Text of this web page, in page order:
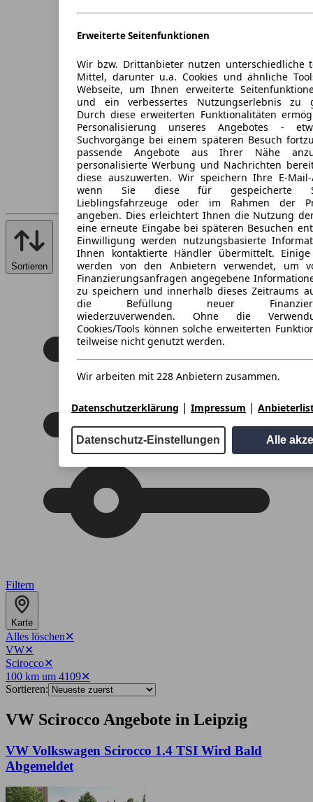
Erweiterte Seitenfunktionen
Wir bzw. Drittanbieter nutzen unterschiedliche
Mittel, darunter u.a. Cookies und ähnliche
Webseite, um Ihnen erweiterte
und ein verbessertes Nutzungserlebnis zu
Durch diese erweiterten Funktionalitäten
Personalisierung unseres Angebotes -
Suchvorgänge bei einem späteren Besuch
passende Angebote aus Ihrer Nähe
personalisierte Werbung und Nachrichten
diese auszuwerten. Wir speichern Ihre E-Mail-
wenn Sie diese für gespeicherte
Lieblingsfahrzeuge oder im Rahmen der
angeben. Dies erleichtert Ihnen die Nutzung
eine erneute Eingabe bei späteren Besuchen
Einwilligung werden nutzungsbasierte
Ihnen kontaktierte Händler übermittelt. Einige
werden von den Anbietern verwendet, um
Finanzierungsanfragen angegebene
zu speichern und innerhalb dieses Zeitraums
die Befüllung neuer
wiederzuverwenden. Ohne die
Cookies/Tools können solche erweiterten
teilweise nicht genutzt werden.
Wir arbeiten mit 228 Anbietern zusammen.
Datenschutzerklärung | Impressum |
Datenschutz-Einstellungen Alle
Sortieren
Filtern
Karte
Alles löschen✕
VW✕
Scirocco✕
100 km um 4109✕
Sortieren:
VW Scirocco Angebote in Leipzig
VW Volkswagen Scirocco 1.4 TSI Wird Bald
Abgemeldet